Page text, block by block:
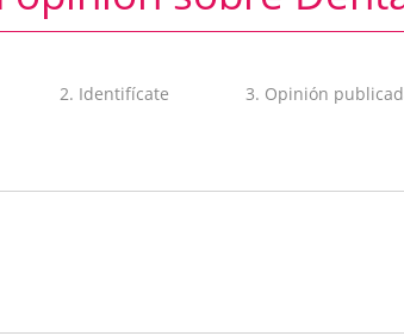
2. Identifícate 3. Opinión